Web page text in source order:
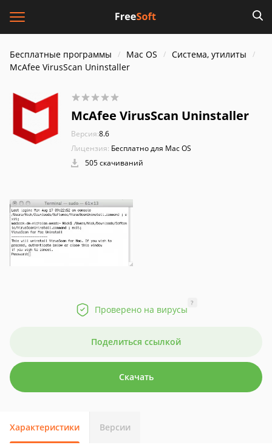
Бесплатные программы Mac OS
Система, утилиты
McAfee VirusScan Uninstaller
McAfee VirusScan Uninstaller
Версия:8.6
Лицензия: Бесплатно для Mac OS
505 скачиваний
Проверено на вирусы
?
Поделиться ссылкой
Скачать
Характеристики Версии